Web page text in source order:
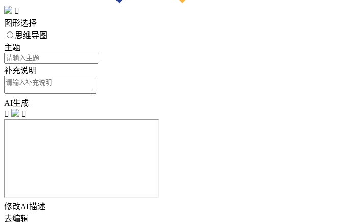

图形选择
思维导图
主题
补充说明
AI生成


修改AI描述
去编辑